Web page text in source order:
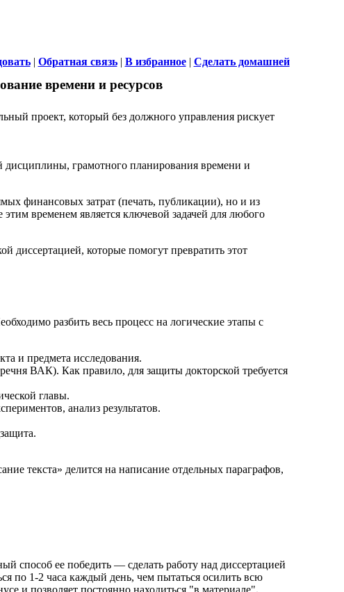
| Обратная связь| В избранное| Сделать домашней
времени и ресурсов
проект, который без должного управления рискует
дисциплины, грамотного планирования времени и
финансовых затрат (печать, публикации), но и из
временем является ключевой задачей для любого
диссертацией, которые помогут превратить этот
разбить весь процесс на логические этапы с
и предмета исследования.
ВАК). Как правило, для защиты докторской требуется
главы.
анализ результатов.
текста» делится на написание отдельных параграфов,
способ ее победить — сделать работу над диссертацией
по 1-2 часа каждый день, чем пытаться осилить всю
и позволяет постоянно находиться "в материале".